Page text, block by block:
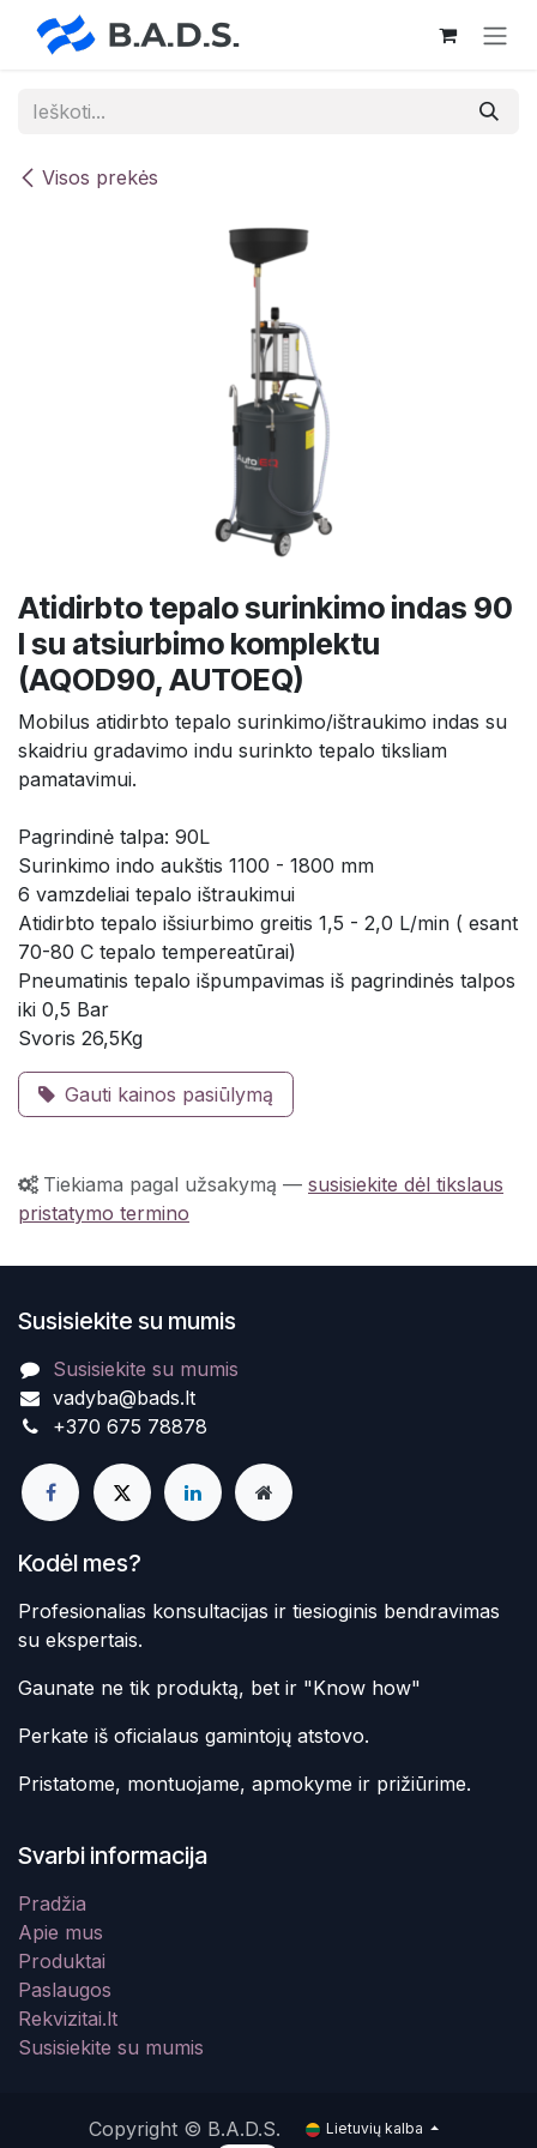
Skip to Content
Visos prekės
Atidirbto tepalo surinkimo indas 90
l su atsiurbimo komplektu
(AQOD90, AUTOEQ)
Mobilus atidirbto tepalo surinkimo/ištraukimo indas su
skaidriu gradavimo indu surinkto tepalo tiksliam
pamatavimui.
Pagrindinė talpa: 90L
Surinkimo indo aukštis 1100 - 1800 mm
6 vamzdeliai tepalo ištraukimui
Atidirbto tepalo išsiurbimo greitis 1,5 - 2,0 L/min ( esant
70-80 C tepalo tempereatūrai)
Pneumatinis tepalo išpumpavimas iš pagrindinės talpos
iki 0,5 Bar
Svoris 26,5Kg
Gauti kainos pasiūlymą
Tiekiama pagal užsakymą — susisiekite dėl tikslaus
pristatymo termino
Susisiekite su mumis
Susisiekite su mumis
vadyba@bads.lt
+370 675 78878
Kodėl mes?
Profesionalias konsultacijas ir tiesioginis bendravimas
su ekspertais.
Gaunate ne tik produktą, bet ir "Know how"
Perkate iš oficialaus gamintojų atstovo.
Pristatome, montuojame, apmokyme ir prižiūrime.
Svarbi informacija
Pradžia
Apie mus
Produktai
Paslaugos
Rekvizitai.lt
Susisiekite su mumis
Copyright © B.A.D.S. Lietuvių kalba